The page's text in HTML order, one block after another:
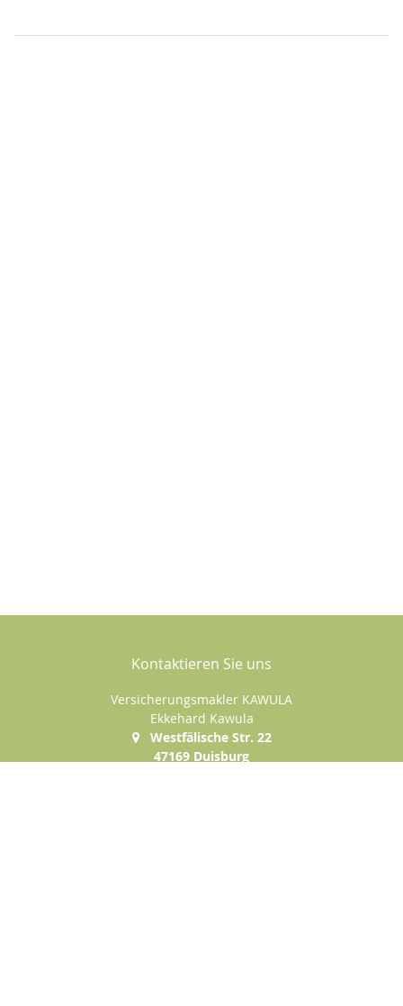
Kontaktieren Sie uns
Versicherungsmakler KAWULA
Ekkehard Kawula
Westfälische Str. 22
47169 Duisburg